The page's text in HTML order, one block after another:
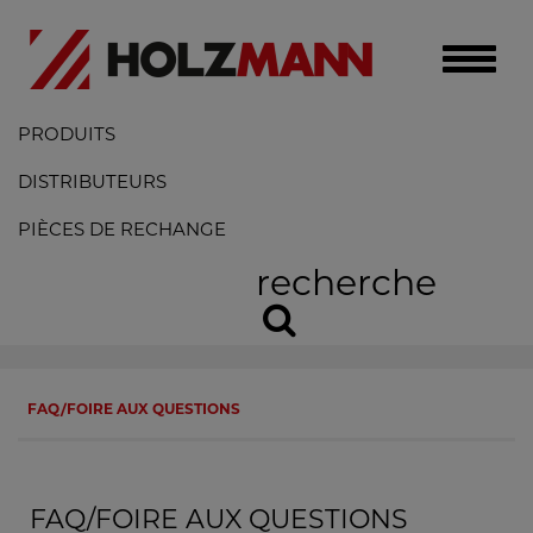
Toggle
PRODUITS
DISTRIBUTEURS
PIÈCES DE RECHANGE
recherche
FAQ/FOIRE AUX QUESTIONS
FAQ/FOIRE AUX QUESTIONS